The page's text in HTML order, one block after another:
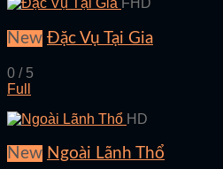
FHD
New Đặc Vụ Tại Gia
0 / 5
Full
HD
New Ngoài Lãnh Thổ